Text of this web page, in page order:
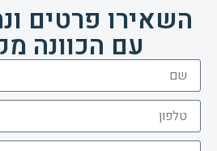
השאירו פרטים
עם הכוונה